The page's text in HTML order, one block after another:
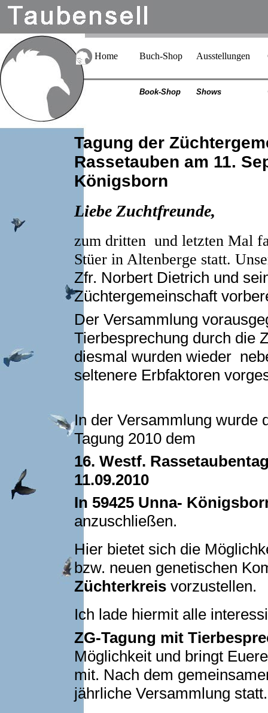
Home Buch-Shop Ausstellungen
Book-Shop Shows
Tagung der
Rassetauben am 11.
Königsborn
Liebe Zuchtfreunde,
zum dritten und letzten Mal
Stüer in Altenberge statt.
Zfr. Norbert Dietrich und
Züchtergemeinschaft
Der Versammlung
Tierbesprechung durch die
diesmal wurden wieder
seltenere Erbfaktoren
In der Versammlung wurde
Tagung 2010 dem
16. Westf.
11.09.2010
In 59425 Unna-
anzuschließen.
Hier bietet sich die
bzw. neuen genetischen
Züchterkreis vorzustellen.
Ich lade hiermit alle
ZG-Tagung mit
Möglichkeit und bringt
mit. Nach dem
jährliche Versammlung statt.